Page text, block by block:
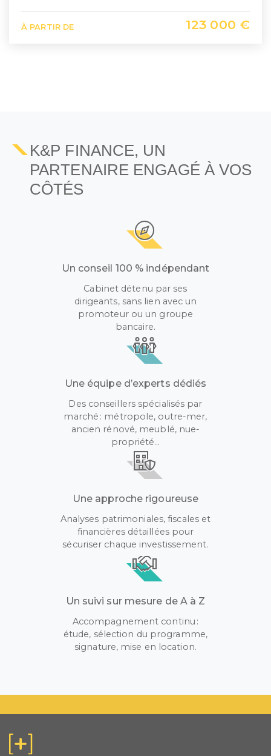
À PARTIR DE 123 000 €
K&P FINANCE, UN
PARTENAIRE ENGAGÉ À VOS
CÔTÉS
Un conseil 100 % indépendant
Cabinet détenu par ses
dirigeants, sans lien avec un
promoteur ou un groupe
bancaire.
Une équipe d’experts dédiés
Des conseillers spécialisés par
marché : métropole, outre-mer,
ancien rénové, meublé, nue-
propriété…
Une approche rigoureuse
Analyses patrimoniales, fiscales et
financières détaillées pour
sécuriser chaque investissement.
Un suivi sur mesure de A à Z
Accompagnement continu :
étude, sélection du programme,
signature, mise en location.